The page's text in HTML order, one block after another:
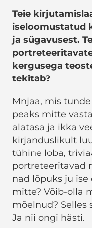
Teie
iseloomustatud
ja sügavusest.
kergusega
tekitab?
Mnjaa, mis
peaks mitte
alatasa ja ikka
kirjanduslikult
tühine loba,
portreteeritavad
nad lõpuks ju ise
mitte? Võib-olla
mõelnud? Selles
Ja nii ongi hästi.